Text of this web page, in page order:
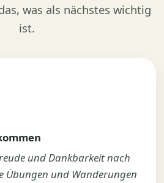
was als nächstes wichtig
ist.
und Dankbarkeit nach
Übungen und Wanderungen